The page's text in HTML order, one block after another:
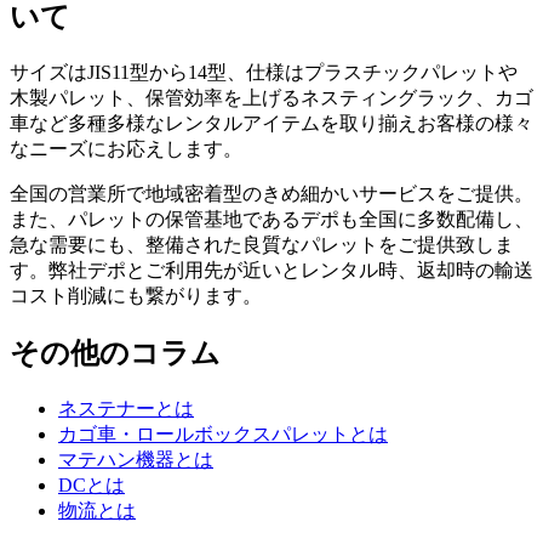
いて
サイズはJIS11型から14型、仕様はプラスチックパレットや
木製パレット、保管効率を上げるネスティングラック、カゴ
車など多種多様なレンタルアイテムを取り揃えお客様の様々
なニーズにお応えします。
全国の営業所で地域密着型のきめ細かいサービスをご提供。
また、パレットの保管基地であるデポも全国に多数配備し、
急な需要にも、整備された良質なパレットをご提供致しま
す。弊社デポとご利用先が近いとレンタル時、返却時の輸送
コスト削減にも繋がります。
その他のコラム
ネステナーとは
カゴ車・ロールボックスパレットとは
マテハン機器とは
DCとは
物流とは